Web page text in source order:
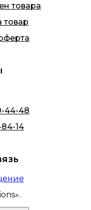
товара
товар
44-48
14
».